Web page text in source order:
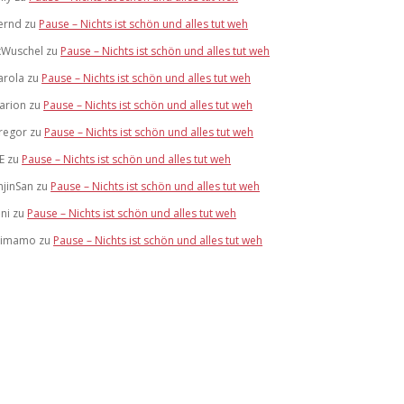
zu Pause – Nichts ist schön und alles tut weh
zu Pause – Nichts ist schön und alles tut weh
zu Pause – Nichts ist schön und alles tut weh
zu Pause – Nichts ist schön und alles tut weh
zu Pause – Nichts ist schön und alles tut weh
zu Pause – Nichts ist schön und alles tut weh
zu Pause – Nichts ist schön und alles tut weh
zu Pause – Nichts ist schön und alles tut weh
zu Pause – Nichts ist schön und alles tut weh